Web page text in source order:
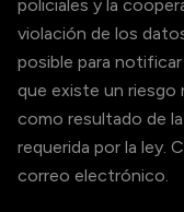
policiales y la
violación de los
posible para
que existe un riesgo
como resultado de
requerida por la ley.
correo electrónico.